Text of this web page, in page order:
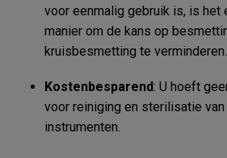
voor eenmalig gebruik is, is het
manier om de kans op
kruisbesmetting te verminderen.
Kostenbesparend: U hoeft
voor reiniging en sterilisatie van
instrumenten.